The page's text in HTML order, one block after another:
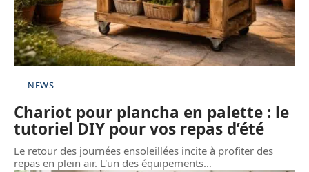
NEWS
Chariot pour plancha en palette : le
tutoriel DIY pour vos repas d’été
Le retour des journées ensoleillées incite à profiter des
repas en plein air. L'un des équipements…